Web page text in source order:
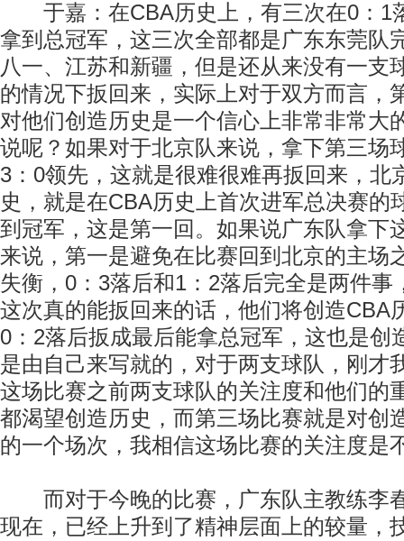
于嘉：在CBA历史上，有三次在0：1
拿到总冠军，这三次全部都是广东东莞队
八一、江苏和新疆，但是还从来没有一支
的情况下扳回来，实际上对于双方而言，
对他们创造历史是一个信心上非常非常大
说呢？如果对于北京队来说，拿下第三场
3：0领先，这就是很难很难再扳回来，北
史，就是在CBA历史上首次进军总决赛的
到冠军，这是第一回。如果说广东队拿下
来说，第一是避免在比赛回到北京的主场
失衡，0：3落后和1：2落后完全是两件事
这次真的能扳回来的话，他们将创造CBA
0：2落后扳成最后能拿总冠军，这也是创
是由自己来写就的，对于两支球队，刚才
这场比赛之前两支球队的关注度和他们的
都渴望创造历史，而第三场比赛就是对创
的一个场次，我相信这场比赛的关注度是
而对于今晚的比赛，广东队主教练李
现在，已经上升到了精神层面上的较量，